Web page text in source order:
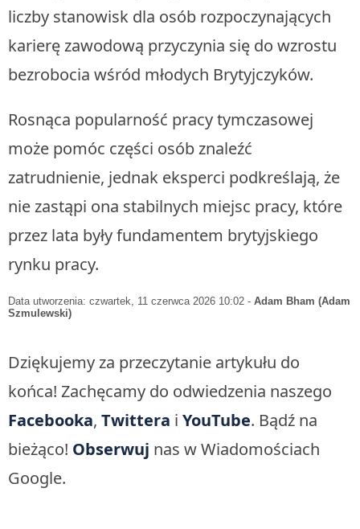
liczby stanowisk dla osób rozpoczynających
karierę zawodową przyczynia się do wzrostu
bezrobocia wśród młodych Brytyjczyków.
Rosnąca popularność pracy tymczasowej
może pomóc części osób znaleźć
zatrudnienie, jednak eksperci podkreślają, że
nie zastąpi ona stabilnych miejsc pracy, które
przez lata były fundamentem brytyjskiego
rynku pracy.
Data utworzenia: czwartek, 11 czerwca 2026 10:02 - Adam Bham (Adam
Szmulewski)
Dziękujemy za przeczytanie artykułu do
końca! Zachęcamy do odwiedzenia naszego
Facebooka, Twittera i YouTube. Bądź na
bieżąco! Obserwuj nas w Wiadomościach
Google.